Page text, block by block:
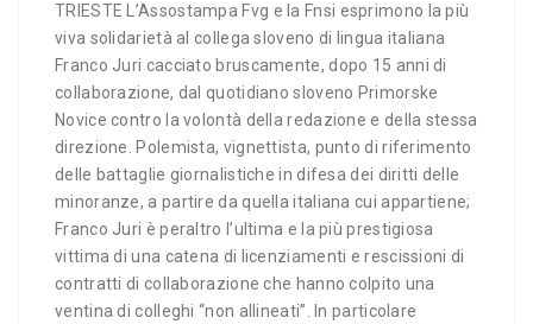
TRIESTE L’Assostampa Fvg e la Fnsi esprimono la più
viva solidarietà al collega sloveno di lingua italiana
Franco Juri cacciato bruscamente, dopo 15 anni di
collaborazione, dal quotidiano sloveno Primorske
Novice contro la volontà della redazione e della stessa
direzione. Polemista, vignettista, punto di riferimento
delle battaglie giornalistiche in difesa dei diritti delle
minoranze, a partire da quella italiana cui appartiene;
Franco Juri è peraltro l’ultima e la più prestigiosa
vittima di una catena di licenziamenti e rescissioni di
contratti di collaborazione che hanno colpito una
ventina di colleghi “non allineati”. In particolare